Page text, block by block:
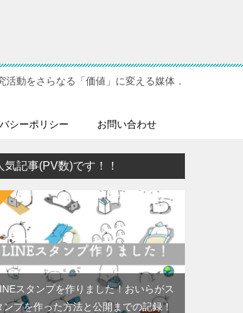
動をさらなる「価値」に変える媒体．
シーポリシー お問い合わせ
気記事(PV数)です！！
スタンプを作りました！おいらがス
ンプを作った方法と公開までの記録！